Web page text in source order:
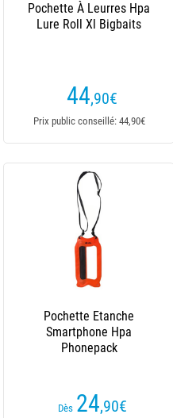
Pochette À Leurres Hpa
Lure Roll Xl Bigbaits
44,90€
Prix public conseillé: 44,90€
Pochette Etanche
Smartphone Hpa
Phonepack
Dès 24,90€